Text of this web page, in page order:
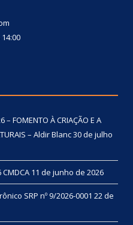
– FOMENTO À CRIAÇÃO E A
– Aldir Blanc30 de julho
11 de junho de 2026
SRP nº 9/2026-0001 22 de